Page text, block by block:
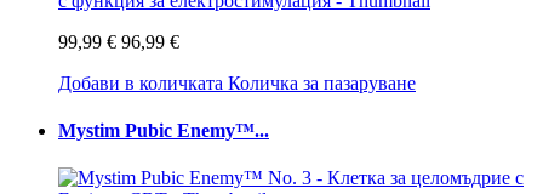
99,99 € 96,99 €
Добави в количката Количка за пазаруване
Mystim Pubic Enemy™...